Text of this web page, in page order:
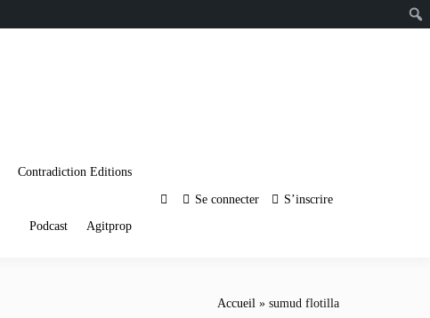
Contradiction Editions
Podcast Agitprop
Se connecter S’inscrire
Accueil sumud flotilla